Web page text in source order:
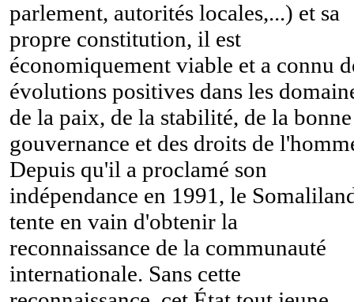
parlement, autorités locales,...) et sa
propre constitution, il est
économiquement viable et a connu
évolutions positives dans les
de la paix, de la stabilité, de la bonne
gouvernance et des droits de
Depuis qu'il a proclamé son
indépendance en 1991, le
tente en vain d'obtenir la
reconnaissance de la communauté
internationale. Sans cette